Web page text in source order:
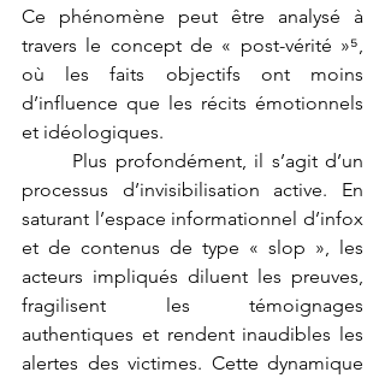
Ce phénomène peut être analysé à
travers le concept de « post-vérité »⁵,
où les faits objectifs ont moins
d’influence que les récits émotionnels
et idéologiques.
processus d’invisibilisation active. En
saturant l’espace informationnel d’infox
et de contenus de type « slop », les
acteurs impliqués diluent les preuves,
fragilisent les témoignages
authentiques et rendent inaudibles les
alertes des victimes. Cette dynamique